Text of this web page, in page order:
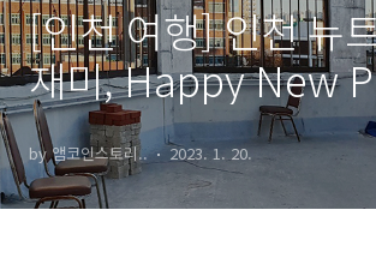
[인천 여행] 인천 뉴
재미, Happy New
편, 개항백화
by 앰코인스토리.. 2023. 1. 20.